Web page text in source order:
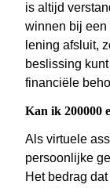
is altijd
winnen bij een
lening afsluit,
beslissing
financiële
Kan ik 200000
Als virtuele
persoonlijke
Het bedrag